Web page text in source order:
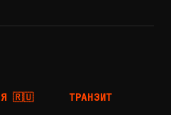
🇷🇺
ТРАНЗИТ